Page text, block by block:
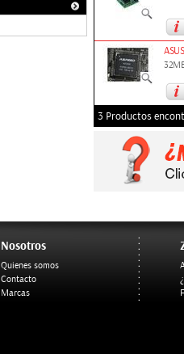
3 Productos
Nosotros
Quienes somos
Contacto
Marcas